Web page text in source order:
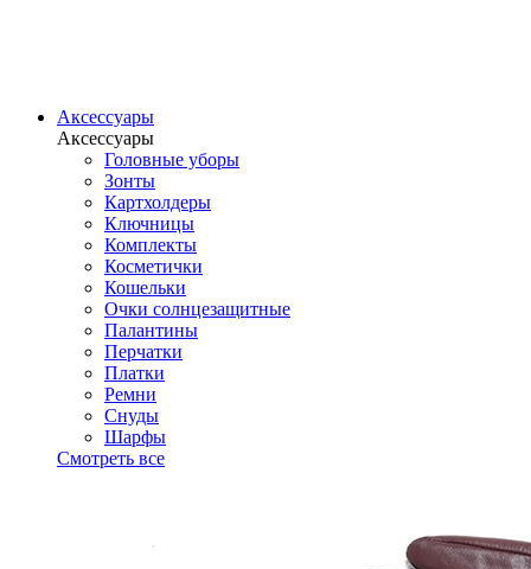
Аксессуары
Аксессуары
Головные уборы
Зонты
Картхолдеры
Ключницы
Комплекты
Косметички
Кошельки
Очки солнцезащитные
Палантины
Перчатки
Платки
Ремни
Снуды
Шарфы
Смотреть все